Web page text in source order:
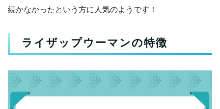
続かなかったという方に人気のようです！
ライザップウーマンの特徴